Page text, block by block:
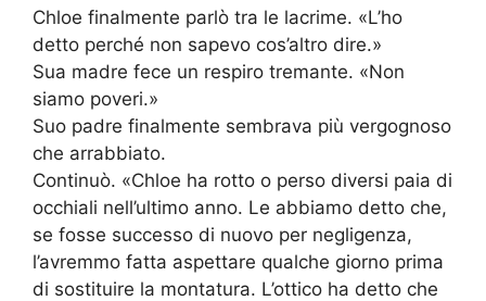
Chloe finalmente parlò tra le lacrime. «L’ho
detto perché non sapevo cos’altro dire.»
Sua madre fece un respiro tremante. «Non
siamo poveri.»
Suo padre finalmente sembrava più vergognoso
che arrabbiato.
Continuò. «Chloe ha rotto o perso diversi paia di
occhiali nell’ultimo anno. Le abbiamo detto che,
se fosse successo di nuovo per negligenza,
l’avremmo fatta aspettare qualche giorno prima
di sostituire la montatura. L’ottico ha detto che